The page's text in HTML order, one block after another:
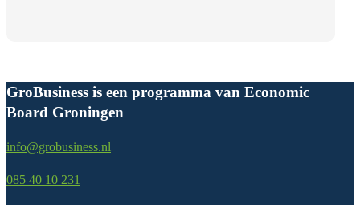
GroBusiness is een programma van Economic
Board Groningen
info@grobusiness.nl
085 40 10 231